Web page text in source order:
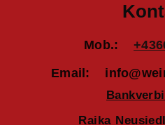
Mob.:
Email:
Raika